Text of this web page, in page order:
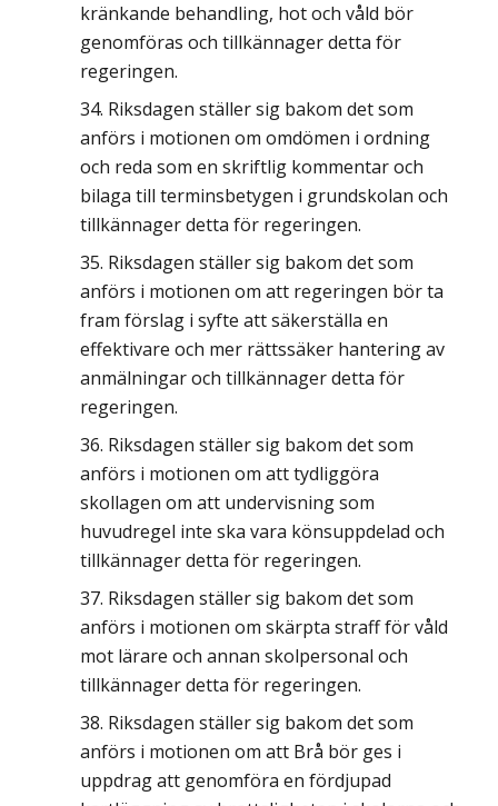
kränkande behandling, hot och våld bör
genomföras och tillkännager detta för
regeringen.
Riksdagen ställer sig bakom det som
anförs i motionen om omdömen i ordning
och reda som en skriftlig kommentar och
bilaga till terminsbetygen i grundskolan och
tillkännager detta för regeringen.
Riksdagen ställer sig bakom det som
anförs i motionen om att regeringen bör ta
fram förslag i syfte att säkerställa en
effektivare och mer rättssäker hantering av
anmälningar och tillkännager detta för
regeringen.
Riksdagen ställer sig bakom det som
anförs i motionen om att tydliggöra
skollagen om att undervisning som
huvudregel inte ska vara könsuppdelad och
tillkännager detta för regeringen.
Riksdagen ställer sig bakom det som
anförs i motionen om skärpta straff för våld
mot lärare och annan skolpersonal och
tillkännager detta för regeringen.
Riksdagen ställer sig bakom det som
anförs i motionen om att Brå bör ges i
uppdrag att genomföra en fördjupad